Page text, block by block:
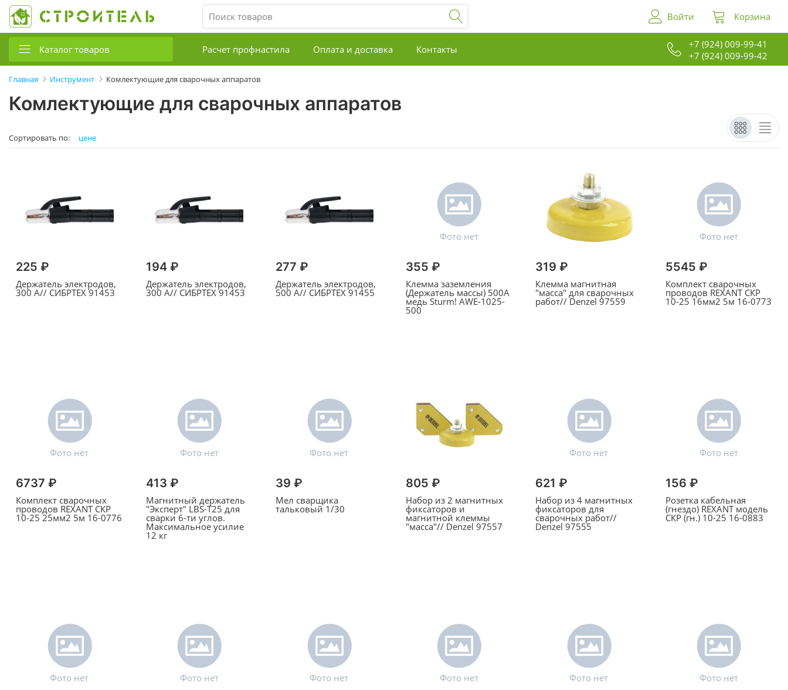
Войти Корзина
Каталог товаров Расчет профнастила Оплата и доставка Контакты
+7 (924) 009-99-41
+7 (924) 009-99-42
Главная Инструмент Комлектующие для сварочных аппаратов
Комлектующие для сварочных аппаратов
Сортировать по: цене
225 ₽
Держатель электродов,
300 А// СИБРТЕХ 91453
194 ₽
Держатель электродов,
300 А// СИБРТЕХ 91453
277 ₽
Держатель электродов,
500 А// СИБРТЕХ 91455
355 ₽
Клемма заземления
(Держатель массы) 500А
медь Sturm! AWE-1025-
500
319 ₽
Клемма магнитная
"масса" для сварочных
работ// Denzel 97559
5545 ₽
Комплект сварочных
проводов REXANT СКР
10-25 16мм2 5м 16-0773
6737 ₽
Комплект сварочных
проводов REXANT СКР
10-25 25мм2 5м 16-0776
413 ₽
Магнитный держатель
"Эксперт" LBS-Т25 для
сварки 6-ти углов.
Максимальное усилие
12 кг
39 ₽
Мел сварщика
тальковый 1/30
805 ₽
Набор из 2 магнитных
фиксаторов и
магнитной клеммы
"масса"// Denzel 97557
621 ₽
Набор из 4 магнитных
фиксаторов для
сварочных работ//
Denzel 97555
156 ₽
Розетка кабельная
(гнездо) REXANT модель
СКР (гн.) 10-25 16-0883